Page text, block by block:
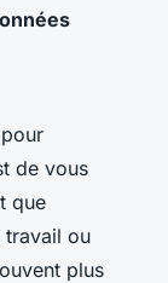
de vous
que
travail ou
plus